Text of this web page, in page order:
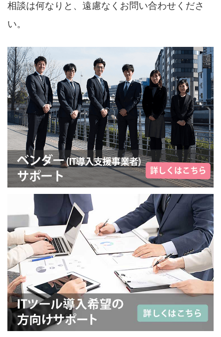
相談は何なりと、遠慮なくお問い合わせくださ
い。